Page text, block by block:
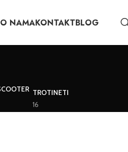
O NAMAKONTAKTBLOG
TROTINETI
16